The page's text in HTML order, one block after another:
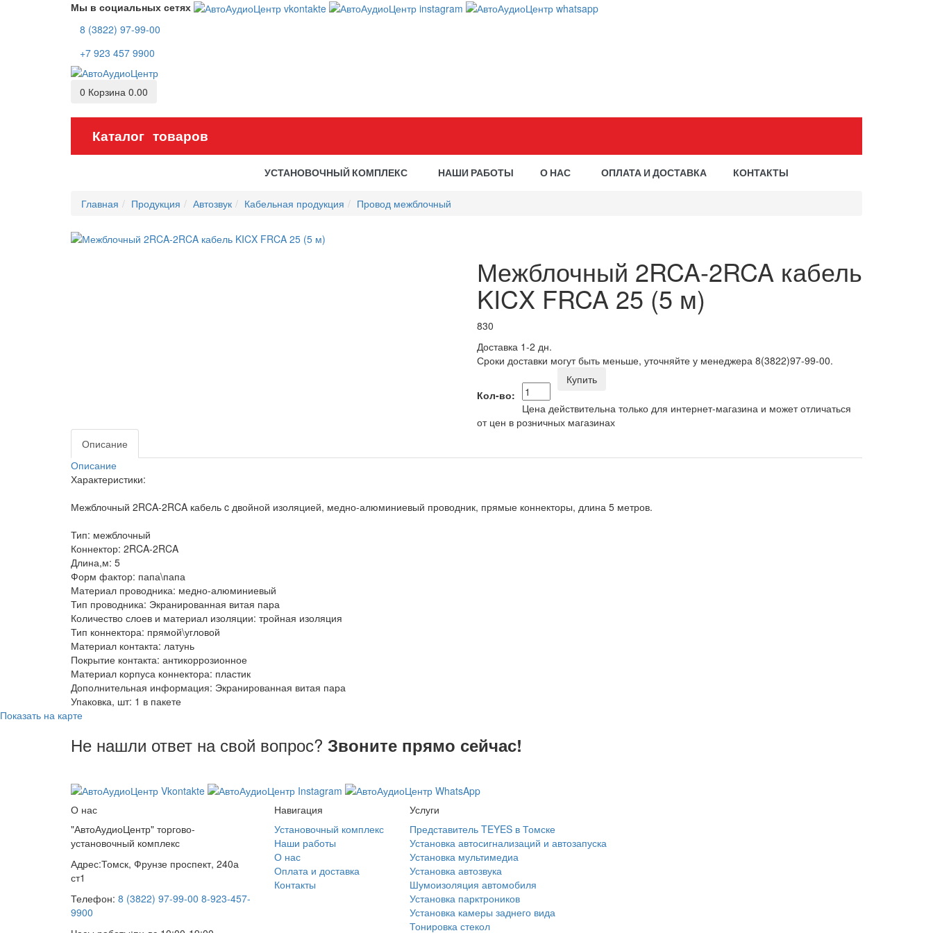
Мы в социальных сетях
8 (3822) 97-99-00
+7 923 457 9900
0 Корзина 0.00
Каталог товаров
УСТАНОВОЧНЫЙ КОМПЛЕКС НАШИ РАБОТЫ О НАС ОПЛАТА И ДОСТАВКА КОНТАКТЫ
Главная Продукция Автозвук Кабельная продукция Провод межблочный
Межблочный 2RCA-2RCA кабель
KICX FRCA 25 (5 м)
830
Доставка 1-2 дн.
Сроки доставки могут быть меньше, уточняйте у менеджера 8(3822)97-99-00.
Кол-во:
Купить
Цена действительна только для интернет-магазина и может отличаться
от цен в розничных магазинах
Описание
Описание
Характеристики:
Межблочный 2RCA-2RCA кабель c двойной изоляцией, медно-алюминиевый проводник, прямые коннекторы, длина 5 метров.
Тип: межблочный
Коннектор: 2RCA-2RCA
Длина,м: 5
Форм фактор: папа\папа
Материал проводника: медно-алюминиевый
Тип проводника: Экранированная витая пара
Количество слоев и материал изоляции: тройная изоляция
Тип коннектора: прямой\угловой
Материал контакта: латунь
Покрытие контакта: антикоррозионное
Материал корпуса коннектора: пластик
Дополнительная информация: Экранированная витая пара
Упаковка, шт: 1 в пакете
Показать на карте
Не нашли ответ на свой вопрос? Звоните прямо сейчас!
О нас
"АвтоАудиоЦентр" торгово-
установочный комплекс
Адрес:Томск, Фрунзе проспект, 240а
ст1
Телефон: 8 (3822) 97-99-00 8-923-457-
9900
Навигация
Установочный комплекс
Наши работы
О нас
Оплата и доставка
Контакты
Услуги
Представитель TEYES в Томске
Установка автосигнализаций и автозапуска
Установка мультимедиа
Установка автозвука
Шумоизоляция автомобиля
Установка парктроников
Установка камеры заднего вида
Тонировка стекол